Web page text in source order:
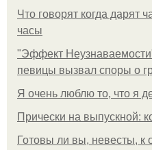
Что говорят когда дарят
часы
"Эффект
певицы вызвал споры о
Я очень люблю то, что я
Прически на выпускной:
Готовы ли вы, невесты, к